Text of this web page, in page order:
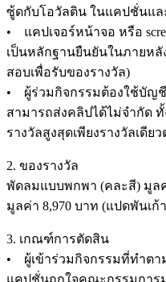
ซู้ดกับโอวัลติน ในแคปชั่นแล
• แคปเจอร์หน้าจอ หรือ
เป็นหลักฐานยืนยันในภายหลั
สอบเพื่อรับของรางวัล)
• ผู้ร่วมกิจกรรมต้องใช้บัญชี
สามารถส่งคลิปได้ไม่จำกัด
รางวัลสูงสุดเพียงรางวัลเดีย
2. ของรางวัล
พัดลมแบบพกพา (คละสี) มูลค่
มูลค่า 8,970 บาท (แปดพันเก้
3. เกณฑ์การตัดสิน
• ผู้เข้าร่วมกิจกรรมที่ทำตา